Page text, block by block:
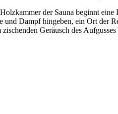
der Sauna beginnt
und Dampf hingeben, ein Ort der
Geräusch des